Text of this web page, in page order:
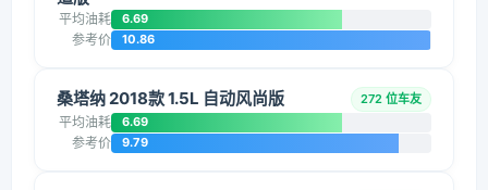
平均油耗 6.69
参考价 10.86
桑塔纳 2018款 1.5L 自动风尚版 272 位车友
平均油耗 6.69
参考价 9.79